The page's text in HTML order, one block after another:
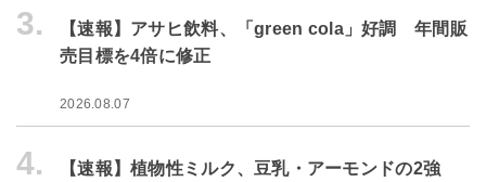
3.
【速報】アサヒ飲料、「green cola」好調 年間販
売目標を4倍に修正
2026.08.07
4.
【速報】植物性ミルク、豆乳・アーモンドの2強